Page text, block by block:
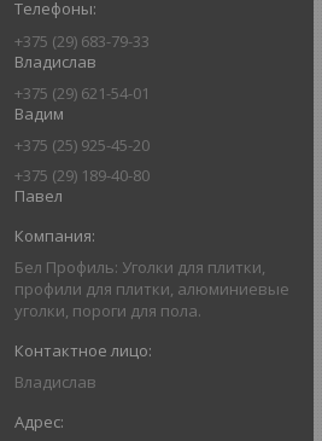
+375 (29) 683-79-33
Владислав
+375 (29) 621-54-01
Вадим
+375 (25) 925-45-20
+375 (29) 189-40-80
Павел
Бел Профиль: Уголки для плитки,
профили для плитки, алюминиевые
уголки, пороги для пола.
Владислав